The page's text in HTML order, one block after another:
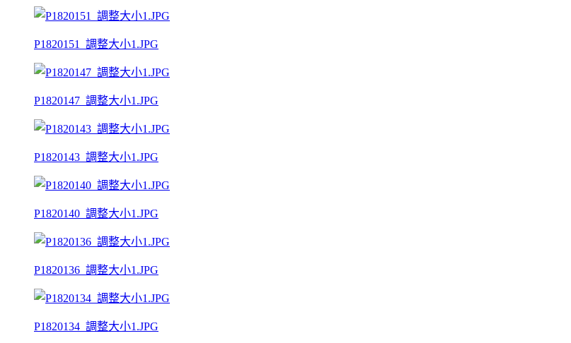
P1820151_調整大小1.JPG
P1820147_調整大小1.JPG
P1820143_調整大小1.JPG
P1820140_調整大小1.JPG
P1820136_調整大小1.JPG
P1820134_調整大小1.JPG